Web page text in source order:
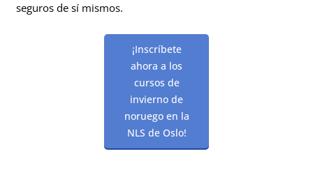
seguros de sí mismos.
¡Inscríbete
ahora a los
cursos de
invierno de
noruego en la
NLS de Oslo!